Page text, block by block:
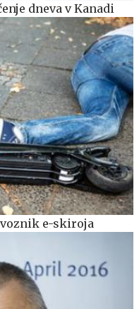
dneva v Kanadi
e-skiroja